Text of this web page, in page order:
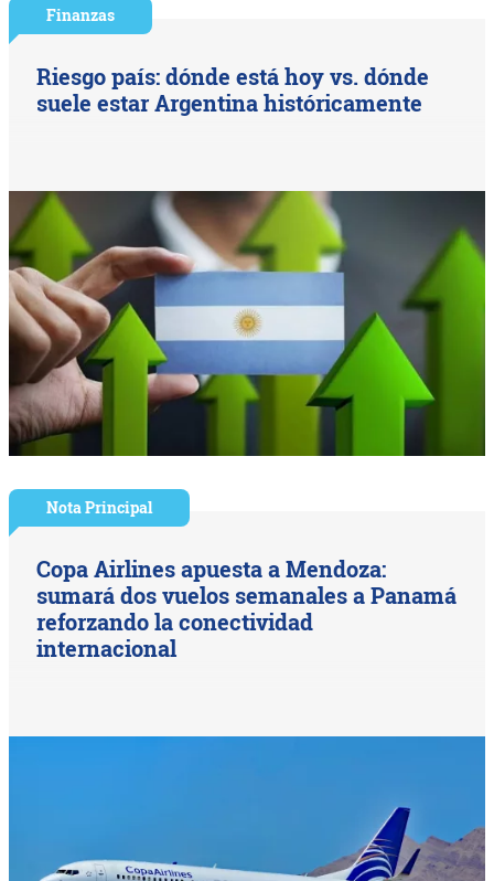
Finanzas
Riesgo país: dónde está hoy vs. dónde
suele estar Argentina históricamente
Nota Principal
Copa Airlines apuesta a Mendoza:
sumará dos vuelos semanales a Panamá
reforzando la conectividad
internacional